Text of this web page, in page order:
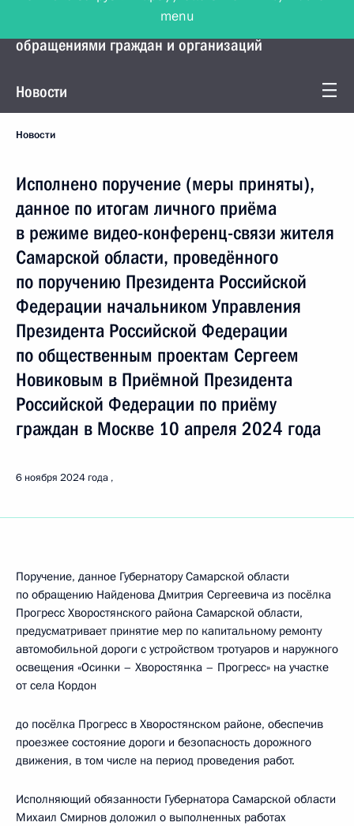
Управление Президента по работе с
обращениями граждан и организаций
Новости
Новости
Исполнено поручение (меры приняты),
данное по итогам личного приёма
в режиме видео-конференц-связи жителя
Самарской области, проведённого
по поручению Президента Российской
Федерации начальником Управления
Президента Российской Федерации
по общественным проектам Сергеем
Новиковым в Приёмной Президента
Российской Федерации по приёму
граждан в Москве 10 апреля 2024 года
6 ноября 2024 года
Поручение, данное Губернатору Самарской области
по обращению Найденова Дмитрия Сергеевича из посёлка
Прогресс Хворостянского района Самарской области,
предусматривает принятие мер по капитальному ремонту
автомобильной дороги с устройством тротуаров и наружного
освещения «Осинки – Хворостянка – Прогресс» на участке
от села Кордон
до посёлка Прогресс в Хворостянском районе, обеспечив
проезжее состояние дороги и безопасность дорожного
движения, в том числе на период проведения работ.
Исполняющий обязанности Губернатора Самарской области
Михаил Смирнов доложил о выполненных работах
menu